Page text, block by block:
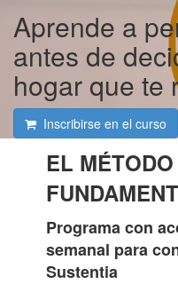
Aprende a
antes de
hogar que te
Inscribirse en el curso
EL
Programa con
semanal para
Sustentia